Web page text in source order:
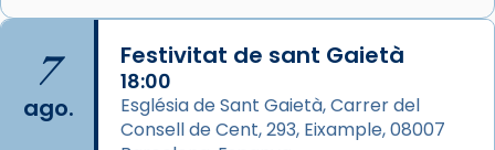
Memòria de les santes Juliana i
Semproniana, verges i màrtirs.
Acompanyant la història de sant Cugat, a
partir de l’Edat Mitjana sorgeix la tradició
que les santes Juliana (“relatiu a Júlia”) i
7
ago.
Festivitat de sant Gaietà
18:00
Església de Sant Gaietà, Carrer del
Consell de Cent, 293, Eixample, 08007